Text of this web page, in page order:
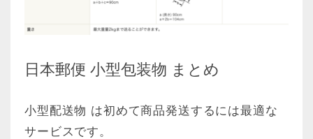
日本郵便 小型包装物 まとめ
小型配送物 は初めて商品発送するには最適な
サービスです。